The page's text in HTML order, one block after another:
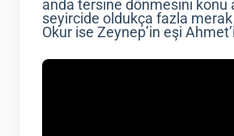
anda tersine dönmesini konu
seyircide oldukça fazla merak
Okur ise Zeynep’in eşi